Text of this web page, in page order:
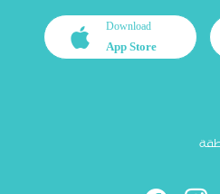
Download
App Store